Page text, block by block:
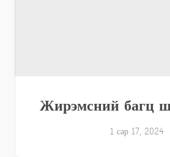
Жирэмсний багц
1 сар 17, 2024